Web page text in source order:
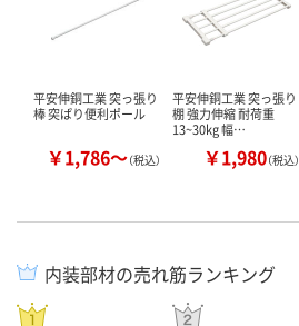
平安伸銅工業 突っ張り
棒 突ぱり便利ポール
￥1,786～（税込）
平安伸銅工業 突っ張り
棚 強力伸縮 耐荷重
13~30kg 幅…
￥1,980（税込）
内装部材の売れ筋ランキング